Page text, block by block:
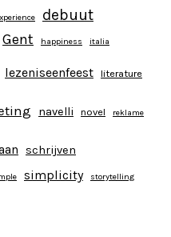
debuut
Gent happiness italia
lezeniseenfeest literature
navelli novel reklame
schrijven
simplicity storytelling